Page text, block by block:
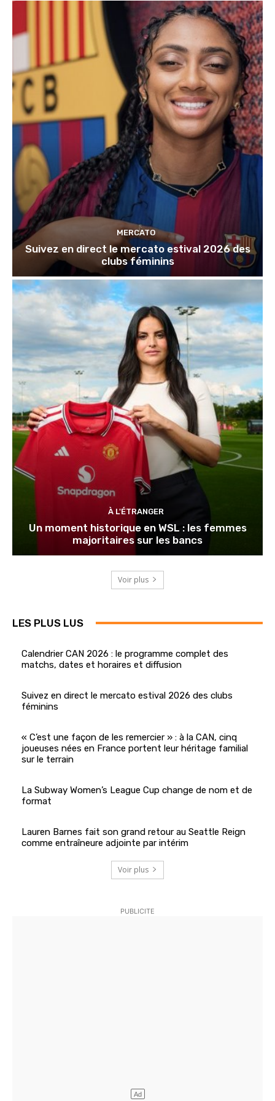
MERCATO
Suivez en direct le mercato estival 2026 des
clubs féminins
À L'ÉTRANGER
Un moment historique en WSL : les femmes
majoritaires sur les bancs
Voir plus
LES PLUS LUS
Calendrier CAN 2026 : le programme complet des
matchs, dates et horaires et diffusion
Suivez en direct le mercato estival 2026 des clubs
féminins
« C’est une façon de les remercier » : à la CAN, cinq
joueuses nées en France portent leur héritage familial
sur le terrain
La Subway Women’s League Cup change de nom et de
format
Lauren Barnes fait son grand retour au Seattle Reign
comme entraîneure adjointe par intérim
Voir plus